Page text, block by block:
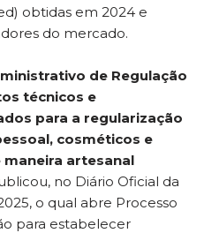
obtidas em 2024 e
do mercado.
de Regulação
técnicos e
para a regularização
cosméticos e
artesanal
no Diário Oficial da
o qual abre Processo
para estabelecer